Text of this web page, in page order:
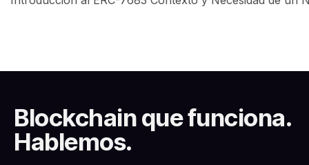
Blockchain que funciona.
Hablemos.